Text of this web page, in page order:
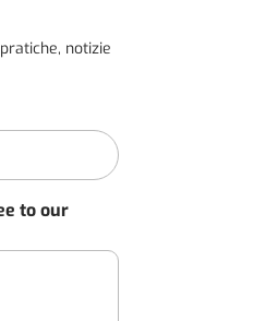
notizie
to our